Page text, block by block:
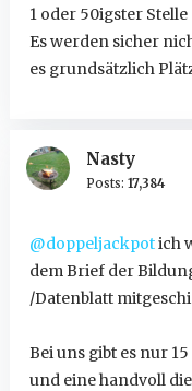
1 oder 50igster Stelle
Es werden sicher
es grundsätzlich
Nasty
Posts: 17,384
@doppeljackpotich
dem Brief der
/Datenblatt
Bei uns gibt es nur
und eine handvoll